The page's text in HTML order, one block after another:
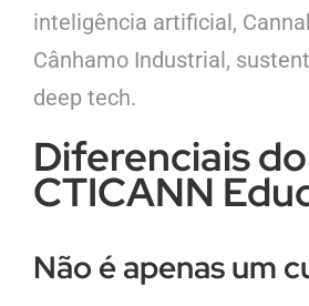
inteligência artificial,
Cânhamo Industrial,
deep tech.
Diferenciais do
CTICANN
Não é apenas um